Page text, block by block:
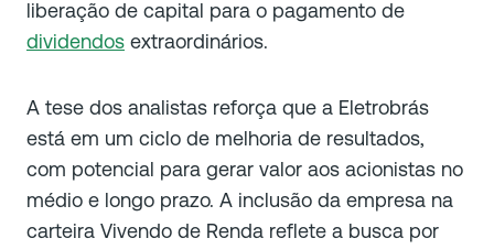
liberação de capital para o pagamento de
dividendos extraordinários.
A tese dos analistas reforça que a Eletrobrás
está em um ciclo de melhoria de resultados,
com potencial para gerar valor aos acionistas no
médio e longo prazo. A inclusão da empresa na
carteira Vivendo de Renda reflete a busca por